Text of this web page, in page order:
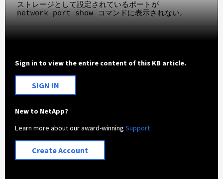
ストレージとして設定されているポートが
network port show
コマンドに表示されない。
Sign in to view the entire content of this KB article.
SIGN IN
New to NetApp?
Learn more about our award-winningSupport
Create Account